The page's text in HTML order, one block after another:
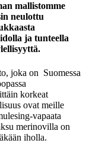
mallistomme
neulottu
ja tunteella
joka on Suomessa
korkeat
ovat meille
vapaata
merinovilla on
iholla.